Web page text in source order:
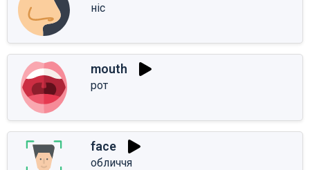
ніс
mouth
рот
face
обличчя